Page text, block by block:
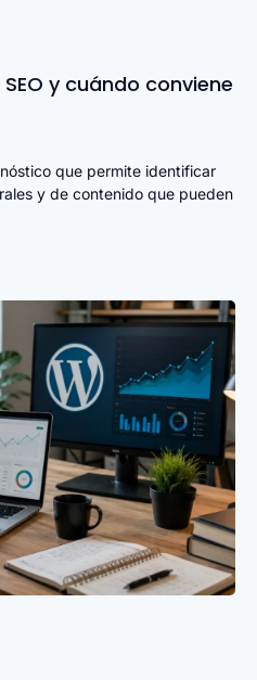
y cuándo conviene
que permite identificar
y de contenido que pueden